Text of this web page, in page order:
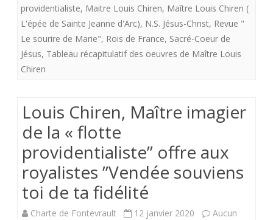
flotte
providentialiste”
offre
”L’épée
de
Jeanne
providentialiste, Maitre Louis Chiren, Maître Louis Chiren (
L'épée de Sainte Jeanne d'Arc), N.S. Jésus-Christ, Revue "
Le sourire de Marie", Rois de France, Sacré-Coeur de
Jésus, Tableau récapitulatif des oeuvres de Maître Louis
Chiren
Louis Chiren, Maître imagier
de la « flotte
providentialiste” offre aux
royalistes ”Vendée souviens
toi de ta fidélité
Charte de Fontevrault 12 janvier 2020
Aucun